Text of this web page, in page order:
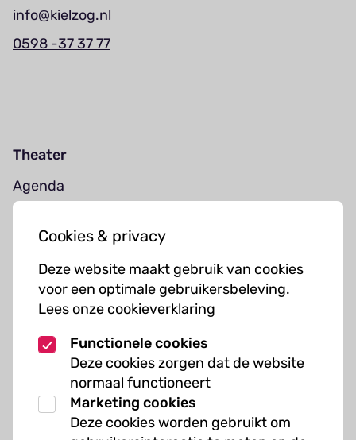
Cookies & privacy
Deze website maakt gebruik van cookies
voor een optimale gebruikersbeleving.
Lees onze cookieverklaring
Functionele cookies
Deze cookies zorgen dat de website
normaal functioneert
Marketing cookies
Deze cookies worden gebruikt om
info@kielzog.nl
0598 -37 37 77
Theater
Agenda
Muziekcursussen
Kunst cursussen
Over ons
Organisatie
Werken bij Kielzog